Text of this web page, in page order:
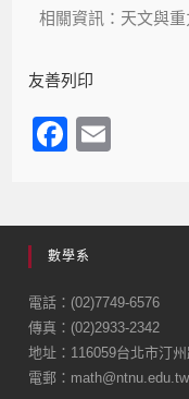
相關資訊：天文與
友善列印
F
e
b
o
o
k
數學系
電話：(02)7749-6576
傳真：(02)2933-2342
地址：116059台北市汀
電郵：math@ntnu.edu.tw